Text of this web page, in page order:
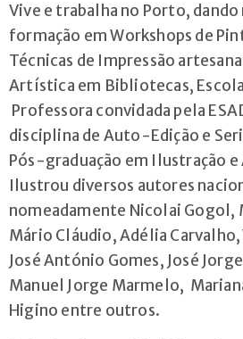
Vive e trabalha no Porto,
formação em Workshops de
Técnicas de Impressão
Artística em Bibliotecas,
Professora convidada pela
disciplina de Auto-Edição e
Pós-graduação em Ilustração
Ilustrou diversos autores
nomeadamente Nicolai
Mário Cláudio, Adélia
José António Gomes, José
Manuel Jorge Marmelo,
Higino entre outros.